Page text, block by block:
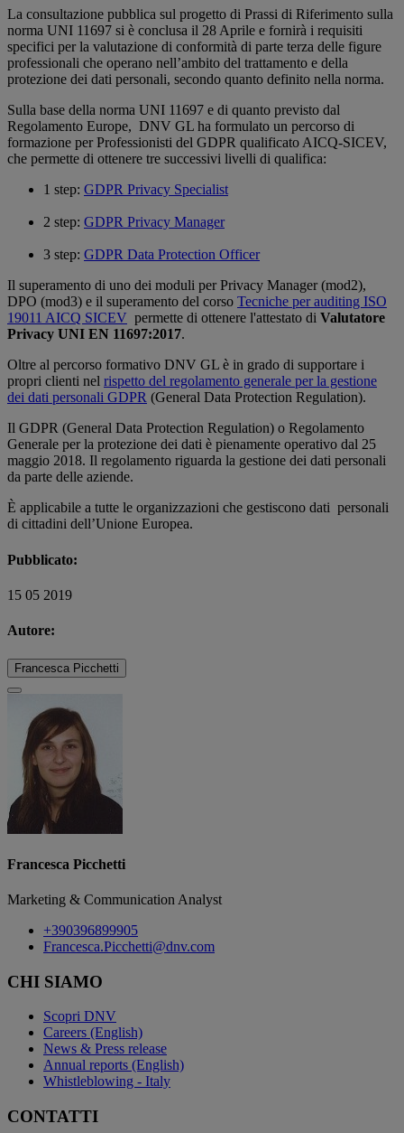
La consultazione pubblica sul progetto di Prassi di Riferimento sulla
norma UNI 11697 si è conclusa il 28 Aprile e fornirà i requisiti
specifici per la valutazione di conformità di parte terza delle figure
professionali che operano nell’ambito del trattamento e della
protezione dei dati personali, secondo quanto definito nella norma.
Sulla base della norma UNI 11697 e di quanto previsto dal
Regolamento Europe, DNV GL ha formulato un percorso di
formazione per Professionisti del GDPR qualificato AICQ-SICEV,
che permette di ottenere tre successivi livelli di qualifica:
1 step: GDPR Privacy Specialist
2 step: GDPR Privacy Manager
3 step: GDPR Data Protection Officer
Il superamento di uno dei moduli per Privacy Manager (mod2),
DPO (mod3) e il superamento del corso Tecniche per auditing ISO
19011 AICQ SICEV permette di ottenere l'attestato di Valutatore
Privacy UNI EN 11697:2017.
Oltre al percorso formativo DNV GL è in grado di supportare i
propri clienti nel rispetto del regolamento generale per la gestione
dei dati personali GDPR (General Data Protection Regulation).
Il GDPR (General Data Protection Regulation) o Regolamento
Generale per la protezione dei dati è pienamente operativo dal 25
maggio 2018. Il regolamento riguarda la gestione dei dati personali
da parte delle aziende.
È applicabile a tutte le organizzazioni che gestiscono dati personali
di cittadini dell’Unione Europea.
Pubblicato:
15 05 2019
Autore:
Francesca Picchetti
Francesca Picchetti
Marketing & Communication Analyst
+390396899905
Francesca.Picchetti@dnv.com
CHI SIAMO
Scopri DNV
Careers (English)
News & Press release
Annual reports (English)
Whistleblowing - Italy
CONTATTI